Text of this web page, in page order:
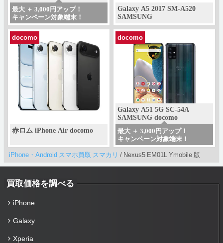
最大 ＋ 3,000円アップ！
キャンペーン対象端末！
Galaxy A5 2017 SM-A520
SAMSUNG
docomo
赤ロム iPhone Air docomo
docomo
Galaxy A51 5G SC-54A
SAMSUNG docomo
最大 ＋ 3,000円アップ！
キャンペーン対象端末！
iPhone・Android スマホ買取 スマカリ / Nexus5 EM01L Ymobile 版
買取価格を調べる
iPhone
Galaxy
Xperia